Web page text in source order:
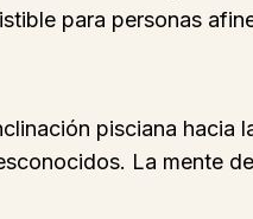
para personas
pisciana
La mente